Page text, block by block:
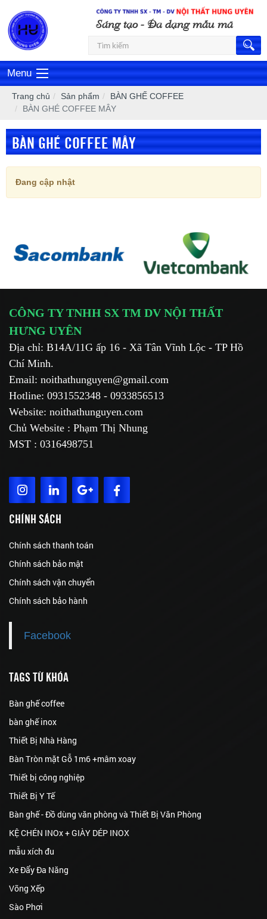
Sáng tạo - Đa dạng mẫu mã
Menu
Trang chủ Sản phẩm
BÀN GHẾ COFFEE
BÀN GHÉ COFFEE MÂY
BÀN GHÉ COFFEE MÂY
Đang cập nhật
CÔNG TY TNHH SX TM DV NỘI THẤT
HƯNG UYÊN
Địa chỉ: B14A/11G ấp 16 - Xã Tân Vĩnh Lộc - TP Hồ
Chí Minh.
Email: noithathunguyen@gmail.com
Hotline: 0931552348 - 0933856513
Website: noithathunguyen.com
Chủ Website : Phạm Thị Nhung
MST : 0316498751
CHÍNH SÁCH
Chính sách thanh toán
Chính sách bảo mật
Chính sách vận chuyển
Chính sách bảo hành
Facebook
TAGS TỪ KHÓA
Bàn ghế coffee
bàn ghế inox
Thiết Bị Nhà Hàng
Bàn Tròn mặt Gỗ 1m6 +mâm xoay
Thiết bị công nghiệp
Thiết Bị Y Tế
Bàn ghế - Đồ dùng văn phòng và Thiết Bị Văn Phòng
KỆ CHÉN INOx + GIÀY DÉP INOX
mẫu xích đu
Xe Đẩy Đa Năng
Võng Xếp
Sào Phơi